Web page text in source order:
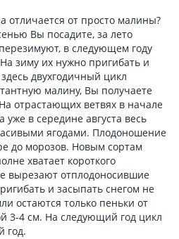
отличается от просто малины?
Вы посадите, за лето
в следующем году
зиму их нужно пригибать и
двухгодичный цикл
малину, Вы получаете
отрастающих ветвях в начале
в середине августа весь
ягодами. Плодоношение
до морозов. Новым сортам
хватает короткого
вырезают отплодоносившие
и засыпать снегом не
остаются только пеньки от
3-4 см. На следующий год цикл
год.